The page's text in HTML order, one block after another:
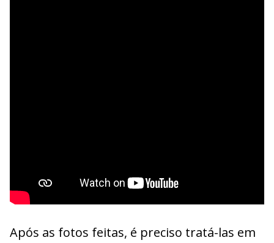
Após as fotos feitas, é preciso tratá-las em